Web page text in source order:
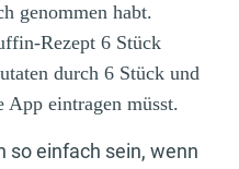
genommen habt.
Rezept 6 Stück
durch 6 Stück und
App eintragen müsst.
so einfach sein, wenn